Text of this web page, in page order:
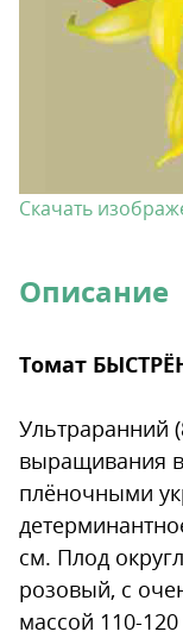
Скачать
Описание
Томат
Ультраранний
выращивания
плёночными
см. Плод
розовый, с
массой 110-